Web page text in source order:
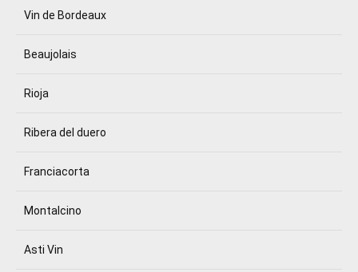
Vin de Bordeaux
Beaujolais
Rioja
Ribera del duero
Franciacorta
Montalcino
Asti Vin